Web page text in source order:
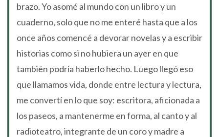
brazo. Yo asomé al mundo con un libro y un
cuaderno, solo que no me enteré hasta que a los
once años comencé a devorar novelas y a escribir
historias como si no hubiera un ayer en que
también podría haberlo hecho. Luego llegó eso
que llamamos vida, donde entre lectura y lectura,
me convertí en lo que soy: escritora, aficionada a
los paseos, a mantenerme en forma, al canto y al
radioteatro, integrante de un coro y madre a